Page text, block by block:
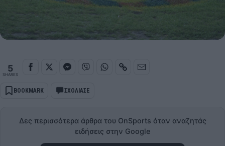
5
SHARES
BOOKMARK ΣΧΟΛΙΑΣΕ
Δες περισσότερα άρθρα του OnSports όταν αναζητάς
ειδήσεις στην Google